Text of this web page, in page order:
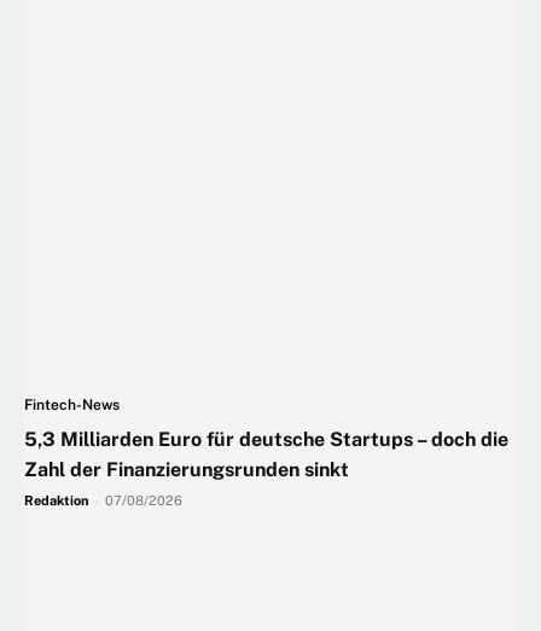
Fintech-News
5,3 Milliarden Euro für deutsche Startups – doch die
Zahl der Finanzierungsrunden sinkt
Redaktion 07/08/2026